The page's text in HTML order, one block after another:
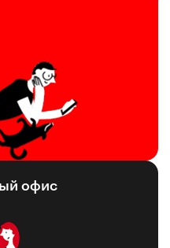
офис